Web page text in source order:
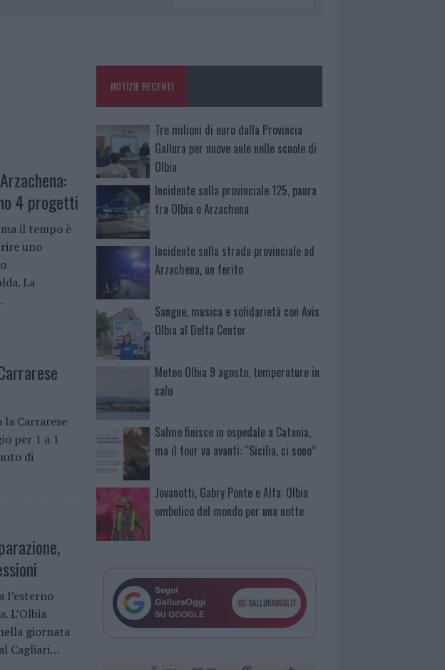
4 progetti
il tempo è
uno
La
la Carrarese
per 1 a 1
di
l’esterno
L’Olbia
giornata
Cagliari…
NOTIZIE RECENTI
Tre milioni di euro dalla Provincia
Gallura per nuove aule nelle scuole di
Olbia
Incidente sulla provinciale 125, paura
tra Olbia e Arzachena
Incidente sulla strada provinciale ad
Arzachena, un ferito
Sangue, musica e solidarietà con Avis
Olbia al Delta Center
Meteo Olbia 9 agosto, temperature in
calo
Salmo finisce in ospedale a Catania,
ma il tour va avanti: “Sicilia, ci sono”
Jovanotti, Gabry Ponte e Alfa: Olbia
ombelico del mondo per una notte